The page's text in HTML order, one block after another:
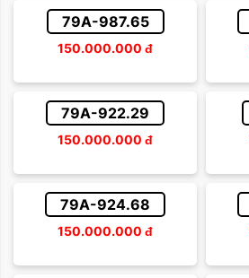
79A-987.65
150.000.000 đ
79A-922.29
150.000.000 đ
79A-924.68
150.000.000 đ